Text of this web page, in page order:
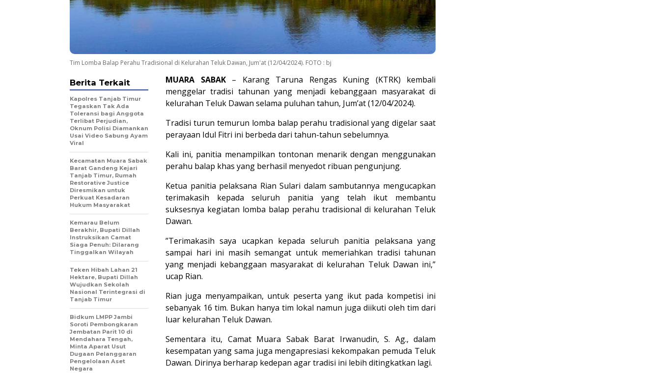
Tim Lomba Balap Perahu Tradisional di Kelurahan Teluk Dawan, Jum'at (12/04/2024). FOTO : bj
MUARA SABAK– Karang Taruna Rengas Kuning (KTRK) kembali
menggelar tradisi tahunan yang menjadi kebanggaan masyarakat di
kelurahan Teluk Dawan selama puluhan tahun, Jum’at (12/04/2024).
Tradisi turun temurun lomba balap perahu tradisional yang digelar saat
perayaan Idul Fitri ini berbeda dari tahun-tahun sebelumnya.
Kali ini, panitia menampilkan tontonan menarik dengan menggunakan
perahu balap khas yang berhasil menyedot ribuan pengunjung.
Ketua panitia pelaksana Rian Sulari dalam sambutannya mengucapkan
terimakasih kepada seluruh panitia yang telah ikut membantu
suksesnya kegiatan lomba balap perahu tradisional di kelurahan Teluk
Dawan.
”Terimakasih saya ucapkan kepada seluruh panitia pelaksana yang
sampai hari ini masih semangat untuk memeriahkan tradisi tahunan
yang menjadi kebanggaan masyarakat di kelurahan Teluk Dawan ini,”
ucap Rian.
Rian juga menyampaikan, untuk peserta yang ikut pada kompetisi ini
sebanyak 16 tim. Bukan hanya tim lokal namun juga diikuti oleh tim dari
luar kelurahan Teluk Dawan.
Sementara itu, Camat Muara Sabak Barat Irwanudin, S. Ag., dalam
kesempatan yang sama juga mengapresiasi kekompakan pemuda Teluk
Dawan. Dirinya berharap kedepan agar tradisi ini lebih ditingkatkan lagi.
Berita Terkait
Kapolres Tanjab Timur
Tegaskan Tak Ada
Toleransi bagi Anggota
Terlibat Perjudian,
Oknum Polisi Diamankan
Usai Video Sabung Ayam
Viral
Kecamatan Muara Sabak
Barat Gandeng Kejari
Tanjab Timur, Rumah
Restorative Justice
Diresmikan untuk
Perkuat Kesadaran
Hukum Masyarakat
Kemarau Belum
Berakhir, Bupati Dillah
Instruksikan Camat
Siaga Penuh: Dilarang
Tinggalkan Wilayah
Teken Hibah Lahan 21
Hektare, Bupati Dillah
Wujudkan Sekolah
Nasional Terintegrasi di
Tanjab Timur
Bidkum LMPP Jambi
Soroti Pembongkaran
Jembatan Parit 10 di
Mendahara Tengah,
Minta Aparat Usut
Dugaan Pelanggaran
Pengelolaan Aset
Negara